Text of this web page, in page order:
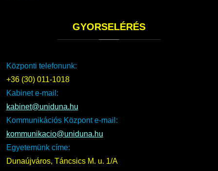
GYORSELÉRÉS
Központi telefonunk:
+36 (30) 011-1018
Kabinet e-mail:
kabinet@uniduna.hu
Kommunikációs Központ e-mail:
kommunikacio@uniduna.hu
Egyetemünk címe:
Dunaújváros, Táncsics M. u. 1/A